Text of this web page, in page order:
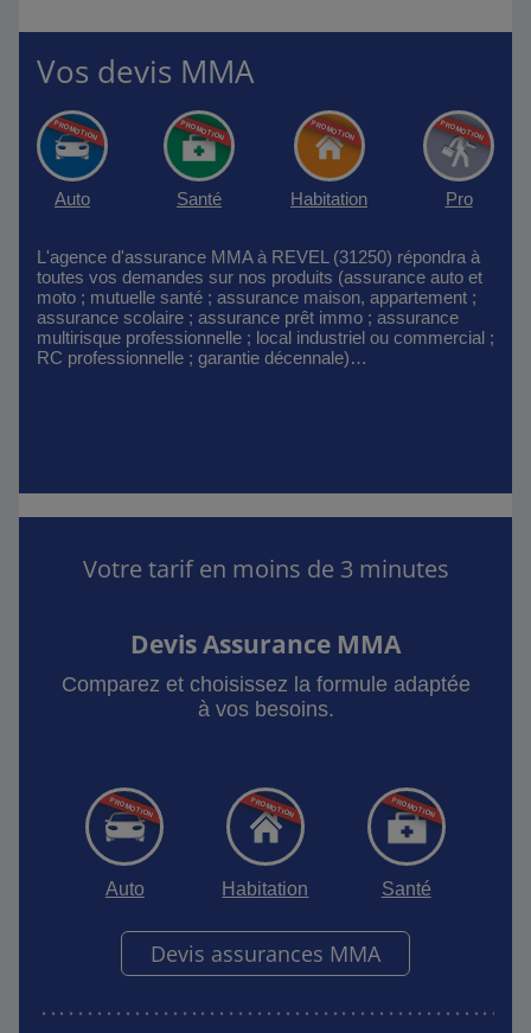
Vos devis MMA
Auto Santé Habitation Pro
L'agence d'assurance MMA à REVEL (31250) répondra à
toutes vos demandes sur nos produits (assurance auto et
moto ; mutuelle santé ; assurance maison, appartement ;
assurance scolaire ; assurance prêt immo ; assurance
multirisque professionnelle ; local industriel ou commercial ;
RC professionnelle ; garantie décennale)…
Votre tarif en moins de 3 minutes
Devis Assurance MMA
Comparez et choisissez la formule adaptée
à vos besoins.
Auto Habitation Santé
Devis assurances MMA